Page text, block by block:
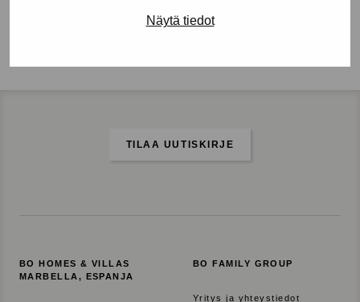
Näytä tiedot
Jaa Facebookissa
Jaa TwitterissäJaa LinkedInissä
Jaa WhatsAppissa
BO HOMES & VILLAS
MARBELLA, ESPANJA
BO FAMILY GROUP
Yritys ja yhteystiedot
TILAA UUTISKIRJE